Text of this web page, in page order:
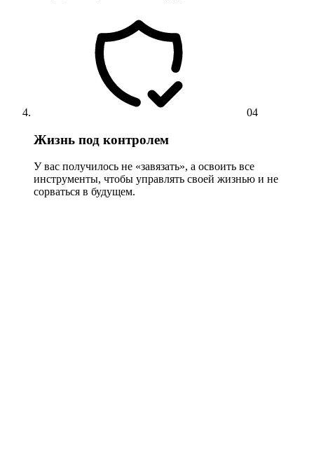
04
Жизнь под контролем
У вас получилось не «завязать», а освоить все
инструменты, чтобы управлять своей жизнью и не
сорваться в будущем.